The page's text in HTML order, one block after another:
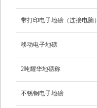
带打印电子地磅（连接电脑）
移动电子地磅
2吨耀华地磅称
不锈钢电子地磅